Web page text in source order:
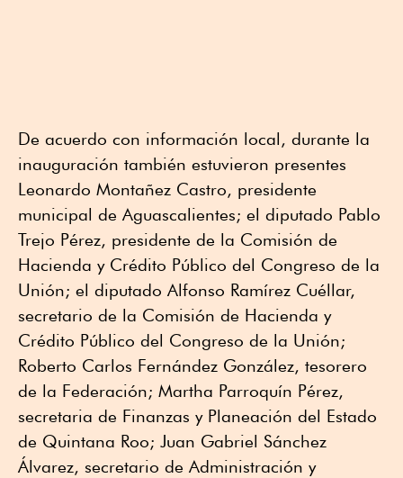
De acuerdo con información local, durante la
inauguración también estuvieron presentes
Leonardo Montañez Castro, presidente
municipal de Aguascalientes; el diputado Pablo
Trejo Pérez, presidente de la Comisión de
Hacienda y Crédito Público del Congreso de la
Unión; el diputado Alfonso Ramírez Cuéllar,
secretario de la Comisión de Hacienda y
Crédito Público del Congreso de la Unión;
Roberto Carlos Fernández González, tesorero
de la Federación; Martha Parroquín Pérez,
secretaria de Finanzas y Planeación del Estado
de Quintana Roo; Juan Gabriel Sánchez
Álvarez, secretario de Administración y